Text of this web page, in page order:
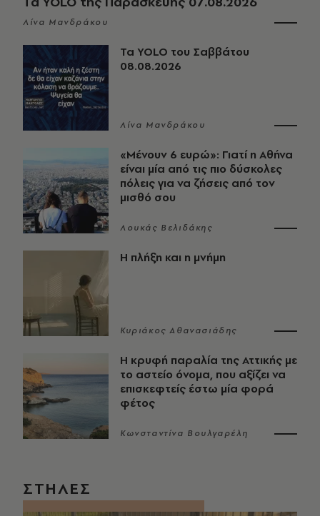
Λίνα Μανδράκου
Τα YOLO του Σαββάτου
08.08.2026
Λίνα Μανδράκου
«Μένουν 6 ευρώ»: Γιατί η Αθήνα
είναι μία από τις πιο δύσκολες
πόλεις για να ζήσεις από τον
μισθό σου
Λουκάς Βελιδάκης
Η πλήξη και η μνήμη
Κυριάκος Αθανασιάδης
Η κρυφή παραλία της Αττικής με
το αστείο όνομα, που αξίζει να
επισκεφτείς έστω μία φορά
φέτος
Κωνσταντίνα Βουλγαρέλη
ΣΤΗΛΕΣ